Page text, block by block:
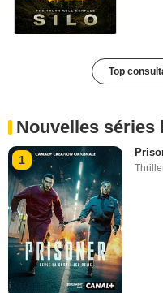
Top
Nouvelles séries
1